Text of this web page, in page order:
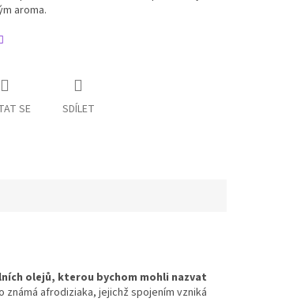
aroma.
SE SDÍLET
olejů, kterou bychom mohli nazvat
známá afrodiziaka, jejichž spojením vzniká